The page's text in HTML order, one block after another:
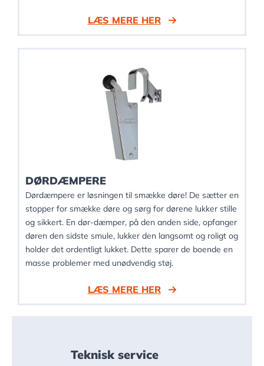
LÆS MERE HER
DØRDÆMPERE
Dørdæmpere er løsningen til smække døre! De sætter en
stopper for smække døre og sørg for dørene lukker stille
og sikkert. En dør-dæmper, på den anden side, opfanger
døren den sidste smule, lukker den langsomt og roligt og
holder det ordentligt lukket. Dette sparer de boende en
masse problemer med unødvendig støj.
LÆS MERE HER
Teknisk service